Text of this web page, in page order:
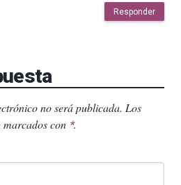
Responder
no será publicada. Los
marcados con *.